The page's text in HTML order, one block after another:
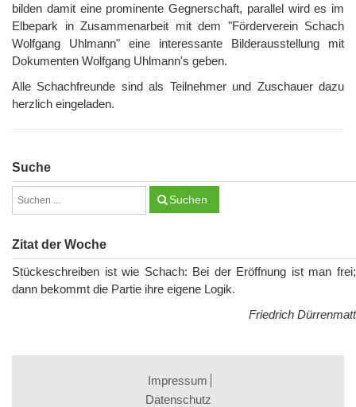
bilden damit eine prominente Gegnerschaft, parallel wird es im
Elbepark in Zusammenarbeit mit dem "Förderverein Schach
Wolfgang Uhlmann" eine interessante Bilderausstellung mit
Dokumenten Wolfgang Uhlmann's geben.
Alle Schachfreunde sind als Teilnehmer und Zuschauer dazu
herzlich eingeladen.
Suche
Suchen
Zitat der Woche
Stückeschreiben ist wie Schach: Bei der Eröffnung ist man frei;
dann bekommt die Partie ihre eigene Logik.
Friedrich Dürrenmatt
Impressum
Datenschutz